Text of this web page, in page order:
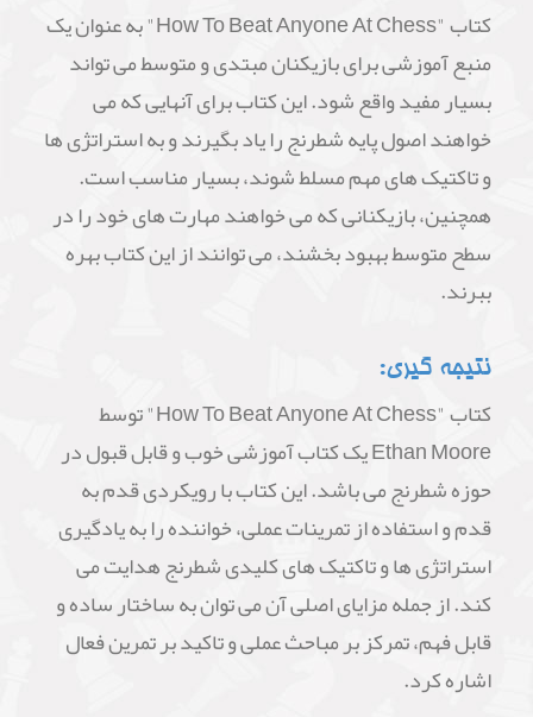
کتاب "How To Beat Anyone At Chess" به عنوان یک
منبع آموزشی برای بازیکنان مبتدی و متوسط می تواند
بسیار مفید واقع شود. این کتاب برای آنهایی که می
خواهند اصول پایه شطرنج را یاد بگیرند و به استراتژی ها
و تاکتیک های مهم مسلط شوند، بسیار مناسب است.
همچنین، بازیکنانی که می خواهند مهارت های خود را در
سطح متوسط بهبود بخشند، می توانند از این کتاب بهره
ببرند.
نتیجه گیری:
کتاب "How To Beat Anyone At Chess" توسط
Ethan Moore یک کتاب آموزشی خوب و قابل قبول در
حوزه شطرنج می باشد. این کتاب با رویکردی قدم به
قدم و استفاده از تمرینات عملی، خواننده را به یادگیری
استراتژی ها و تاکتیک های کلیدی شطرنج هدایت می
کند. از جمله مزایای اصلی آن می توان به ساختار ساده و
قابل فهم، تمرکز بر مباحث عملی و تاکید بر تمرین فعال
اشاره کرد.